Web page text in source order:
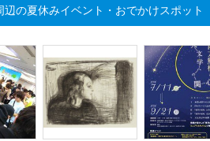
辺の夏休みイベント・おでかけスポット